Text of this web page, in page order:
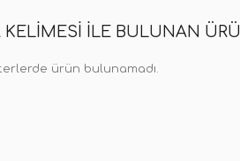
KELIMESI ILE BULUNAN
ürün bulunamadı.